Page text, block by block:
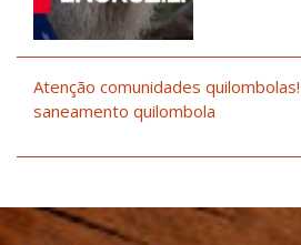
Atenção comunidades
saneamento quilombola